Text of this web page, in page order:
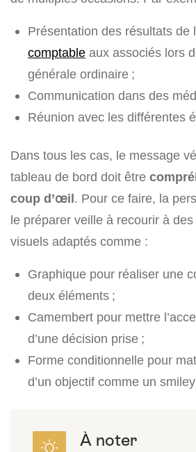
Présentation des résultats de
comptable aux associés lors
générale ordinaire ;
Communication dans des
Réunion avec les différentes
Dans tous les cas, le message
tableau de bord doit être
coup d’œil. Pour ce faire, la
le préparer veille à recourir à
visuels adaptés comme :
Graphique pour réaliser une
deux éléments ;
Camembert pour mettre
d’une décision prise ;
Forme conditionnelle pour
d’un objectif comme un
À noter